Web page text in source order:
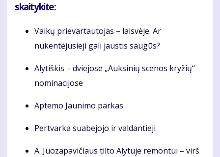
skaitykite:
Vaikų prievartautojas – laisvėje. Ar
nukentėjusieji gali jaustis saugūs?
Alytiškis – dviejose „Auksinių scenos kryžių“
nominacijose
Aptemo Jaunimo parkas
Pertvarka suabejojo ir valdantieji
A. Juozapavičiaus tilto Alytuje remontui – virš